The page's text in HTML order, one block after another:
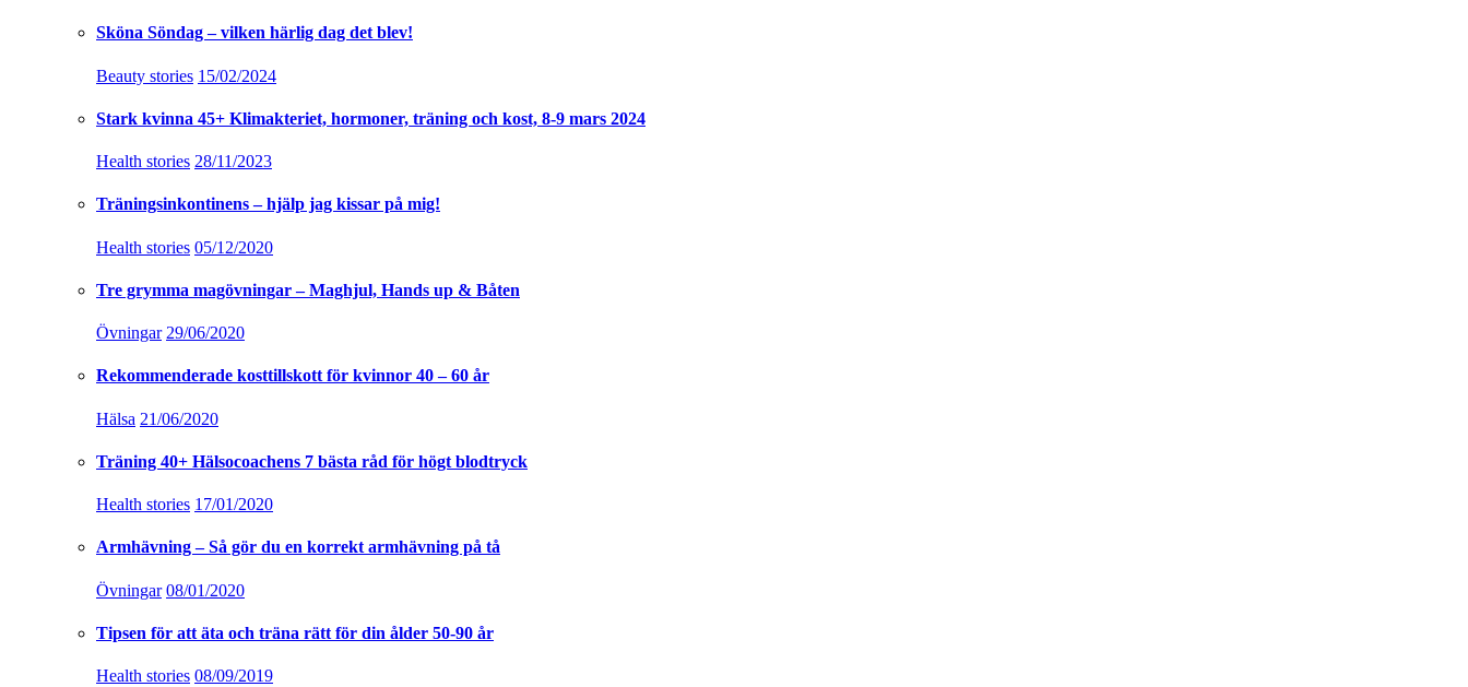
Sköna Söndag – vilken härlig dag det blev!
Beauty stories 15/02/2024
Stark kvinna 45+ Klimakteriet, hormoner, träning och kost, 8-9 mars 2024
Health stories 28/11/2023
Träningsinkontinens – hjälp jag kissar på mig!
Health stories 05/12/2020
Tre grymma magövningar – Maghjul, Hands up & Båten
Övningar 29/06/2020
Rekommenderade kosttillskott för kvinnor 40 – 60 år
Hälsa 21/06/2020
Träning 40+ Hälsocoachens 7 bästa råd för högt blodtryck
Health stories 17/01/2020
Armhävning – Så gör du en korrekt armhävning på tå
Övningar 08/01/2020
Tipsen för att äta och träna rätt för din ålder 50-90 år
Health stories 08/09/2019